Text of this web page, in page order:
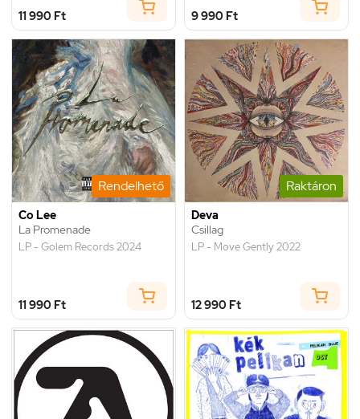
11 990 Ft 9 990 Ft
Rendelhető
Co Lee
La Promenade
LP - Golem Records 2024
11 990 Ft
Raktáron
Deva
Csillag
LP - Move Gently 2022
12 990 Ft